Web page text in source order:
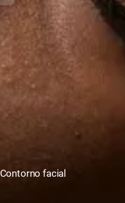
Contorno facial